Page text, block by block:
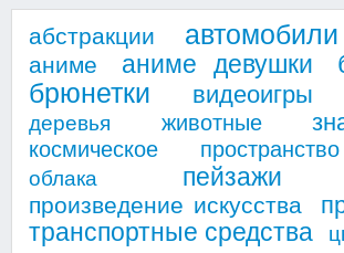
Вход
абстракции автомобили
аниме аниме девушки
брюнетки видеоигры
деревья животные
космическое пространство
облака пейзажи
произведение искусства
транспортные средства